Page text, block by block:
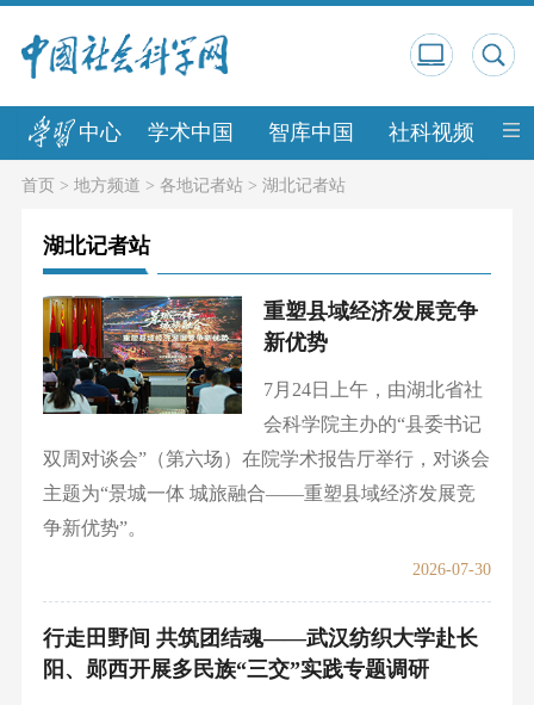
中心 学术中国 智库中国 社科视频 中
首页> 地方频道 > 各地记者站> 湖北记者站
湖北记者站
重塑县域经济发展竞争
新优势
7月24日上午，由湖北省社
会科学院主办的“县委书记
双周对谈会”（第六场）在院学术报告厅举行，对谈会
主题为“景城一体 城旅融合——重塑县域经济发展竞
争新优势”。
2026-07-30
行走田野间 共筑团结魂——武汉纺织大学赴长
阳、郧西开展多民族“三交”实践专题调研